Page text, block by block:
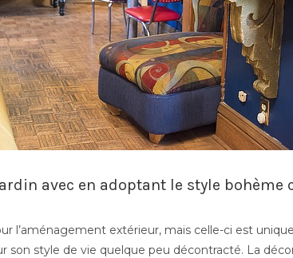
avec en adoptant le style bohème
l’aménagement extérieur, mais celle-ci est
son style de vie quelque peu décontracté. La